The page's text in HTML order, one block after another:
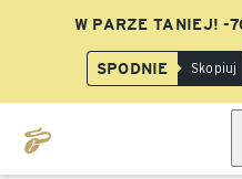
W PARZE TANIEJ! -
SPODNIE Skopiuj